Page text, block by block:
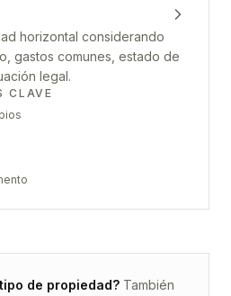
horizontal considerando
gastos comunes, estado de
legal.
CLAVE
de propiedad? También